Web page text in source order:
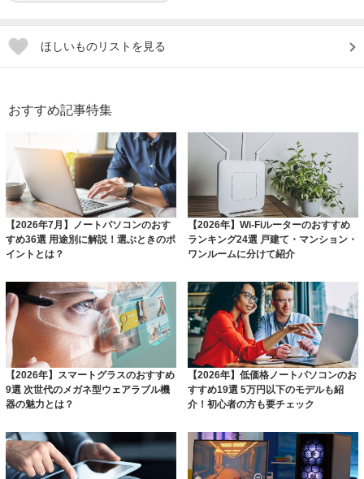
ほしいものリストを見る
おすすめ記事特集
【2026年7月】ノートパソコンのおす
すめ36選 用途別に解説！選ぶときのポ
イントとは？
【2026年】Wi-Fiルーターのおすすめ
ランキング24選 戸建て・マンション・
ワンルームに分けて紹介
【2026年】スマートグラスのおすすめ
9選 次世代のメガネ型ウェアラブル機
器の魅力とは？
【2026年】低価格ノートパソコンのお
すすめ19選 5万円以下のモデルも紹
介！初心者の方も要チェック